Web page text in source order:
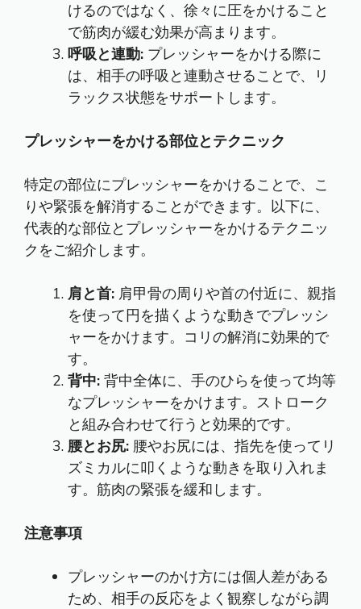
けるのではなく、徐々に圧をかけること
で筋肉が緩む効果が高まります。
呼吸と連動: プレッシャーをかける際に
は、相手の呼吸と連動させることで、リ
ラックス状態をサポートします。
プレッシャーをかける部位とテクニック
特定の部位にプレッシャーをかけることで、こ
りや緊張を解消することができます。以下に、
代表的な部位とプレッシャーをかけるテクニッ
クをご紹介します。
肩と首: 肩甲骨の周りや首の付近に、親指
を使って円を描くような動きでプレッシ
ャーをかけます。コリの解消に効果的で
す。
背中: 背中全体に、手のひらを使って均等
なプレッシャーをかけます。ストローク
と組み合わせて行うと効果的です。
腰とお尻: 腰やお尻には、指先を使ってリ
ズミカルに叩くような動きを取り入れま
す。筋肉の緊張を緩和します。
注意事項
プレッシャーのかけ方には個人差がある
ため、相手の反応をよく観察しながら調